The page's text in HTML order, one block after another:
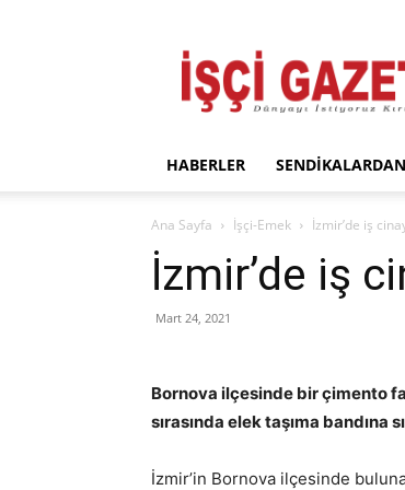
Gazetesi
HABERLER SENDIKALARDAN
Ana Sayfa İşçi-Emek İzmir’de iş
İzmir’de iş
Mart 24, 2021
Bornova ilçesinde bir çimento
sırasında elek taşıma bandına
İzmir’in Bornova ilçesinde